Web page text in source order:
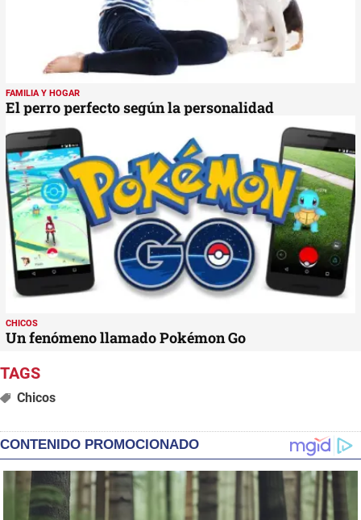
FAMILIA Y HOGAR
El perro perfecto según la personalidad
CHICOS
Un fenómeno llamado Pokémon Go
Chicos
CONTENIDO PROMOCIONADO